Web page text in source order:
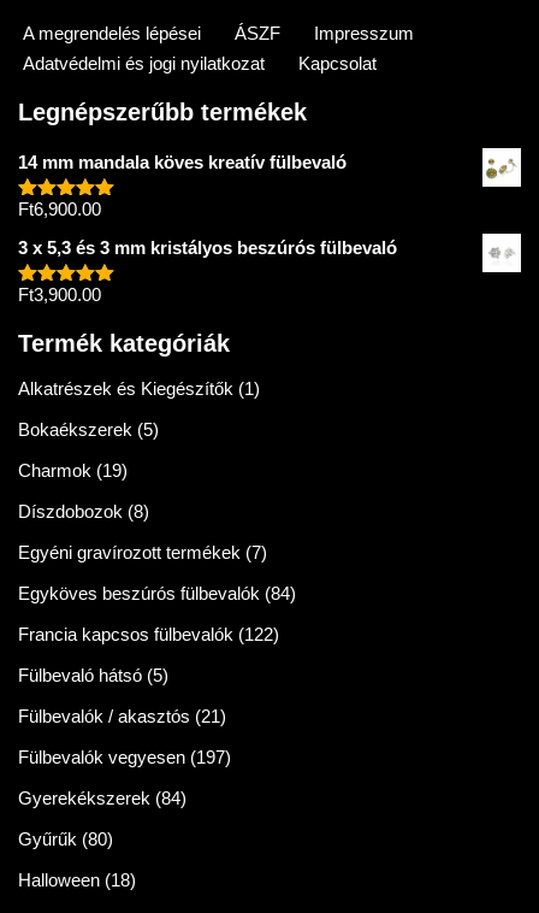
A megrendelés lépései ÁSZF
Impresszum
Adatvédelmi és jogi nyilatkozat
Kapcsolat
Legnépszerűbb termékek
14 mm mandala köves kreatív fülbevaló
Értékelés:
Ft6,900.00
3 x 5,3 és 3 mm kristályos beszúrós fülbevaló
Értékelés:
Ft3,900.00
Termék kategóriák
Alkatrészek és Kiegészítők (1)
Bokaékszerek (5)
Charmok (19)
Díszdobozok (8)
Egyéni gravírozott termékek (7)
Egyköves beszúrós fülbevalók (84)
Francia kapcsos fülbevalók (122)
Fülbevaló hátsó (5)
Fülbevalók / akasztós (21)
Fülbevalók vegyesen (197)
Gyerekékszerek (84)
Gyűrűk (80)
Halloween (18)